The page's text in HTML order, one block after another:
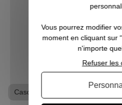
véritable passion ?
VOIR
Casquette
Vous pourrez modifier
moment en cliquant sur
n'importe
Refuser les